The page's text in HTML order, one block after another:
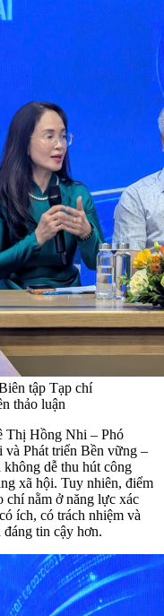
tập Tạp chí
thảo luận
Thị Hồng Nhi – Phó
Phát triển Bền vững –
dễ thu hút công
xã hội. Tuy nhiên, điểm
chí nằm ở năng lực xác
ích, có trách nhiệm và
tin cậy hơn.